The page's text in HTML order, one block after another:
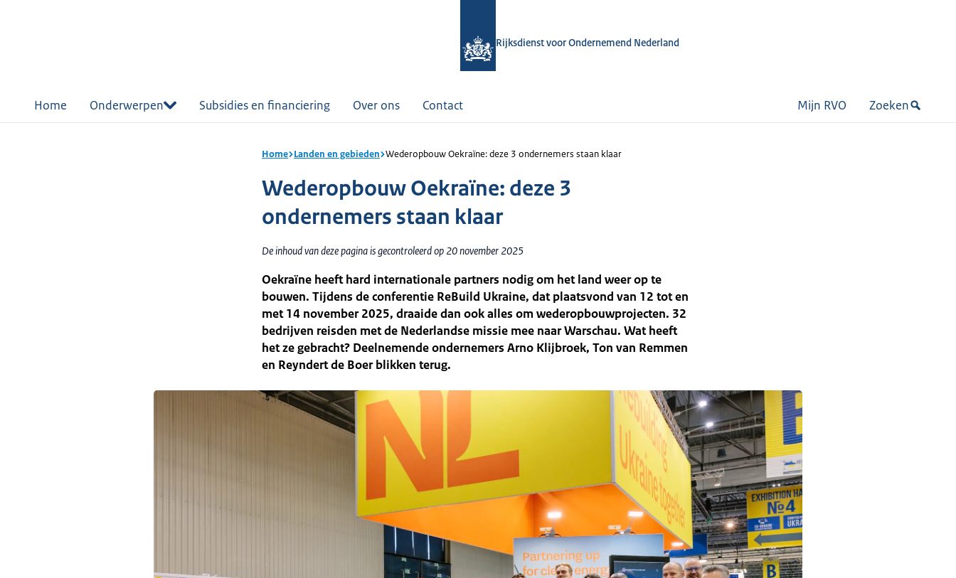
Rijksdienst voor Ondernemend Nederland
Home Onderwerpen Subsidies en financiering Over ons Contact Mijn RVO Zoeken
Home Landen en gebieden Wederopbouw Oekraïne: deze 3 ondernemers staan klaar
Wederopbouw Oekraïne: deze 3
ondernemers staan klaar
De inhoud van deze pagina is gecontroleerd op 20 november 2025
Oekraïne heeft hard internationale partners nodig om het land weer op te
bouwen. Tijdens de conferentie ReBuild Ukraine, dat plaatsvond van 12 tot en
met 14 november 2025, draaide dan ook alles om wederopbouwprojecten. 32
bedrijven reisden met de Nederlandse missie mee naar Warschau. Wat heeft
het ze gebracht? Deelnemende ondernemers Arno Klijbroek, Ton van Remmen
en Reyndert de Boer blikken terug.